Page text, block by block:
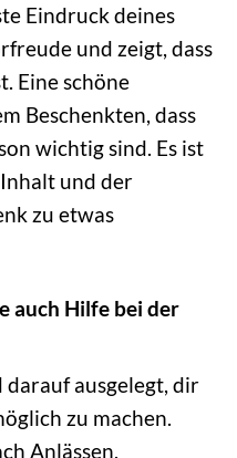
Eindruck deines
und zeigt, dass
Eine schöne
Beschenkten, dass
wichtig sind. Es ist
und der
zu etwas
auch Hilfe bei der
darauf ausgelegt, dir
zu machen.
Anlässen,